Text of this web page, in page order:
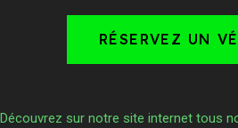
RÉSERVEZ UN
Découvrez sur notre site internet tous